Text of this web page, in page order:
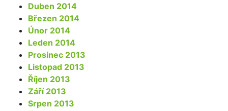
Duben 2014
Březen 2014
Únor 2014
Leden 2014
Prosinec 2013
Listopad 2013
Říjen 2013
Září 2013
Srpen 2013